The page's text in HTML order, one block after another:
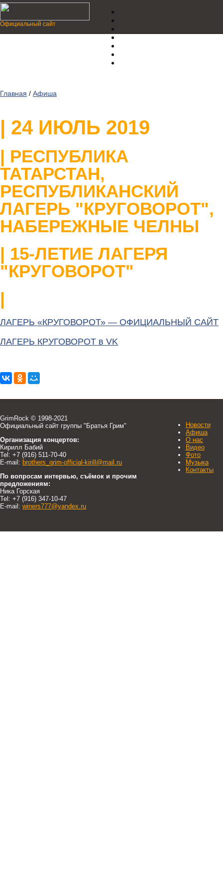
Официальный сайт
Главная / Афиша
| 24 ИЮЛЬ 2019
| РЕСПУБЛИКА
ТАТАРСТАН,
РЕСПУБЛИКАНСКИЙ
ЛАГЕРЬ "КРУГОВОРОТ",
НАБЕРЕЖНЫЕ ЧЕЛНЫ
| 15-ЛЕТИЕ ЛАГЕРЯ
"КРУГОВОРОТ"
|
ЛАГЕРЬ «КРУГОВОРОТ» — ОФИЦИАЛЬНЫЙ САЙТ
ЛАГЕРЬ КРУГОВОРОТ в VK
GrimRock © 1998-2021
Официальный сайт группы "Братья Грим"
Организация концертов:
Кирилл Бабий
Tel: +7 (916) 511-70-40
E-mail: brothers_grim-official-kirill@mail.ru
По вопросам интервью, съёмок и прочим
предложениям:
Ника Горская
Tel: +7 (916) 347-10-47
E-mail: winers777@yandex.ru
Новости
Афиша
О нас
Видео
Фото
Музыка
Контакты